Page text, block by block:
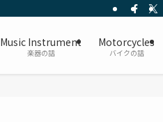
Music Instrument
楽器の話
Motorcycles
バイクの話